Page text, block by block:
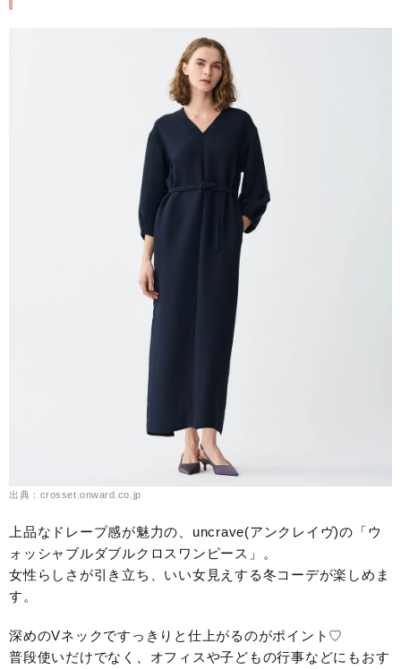
出典：crosset.onward.co.jp
上品なドレープ感が魅力の、uncrave(アンクレイヴ)の「ウ
ォッシャブルダブルクロスワンピース」。
女性らしさが引き立ち、いい女見えする冬コーデが楽しめま
す。
深めのVネックですっきりと仕上がるのがポイント♡
普段使いだけでなく、オフィスや子どもの行事などにもおす